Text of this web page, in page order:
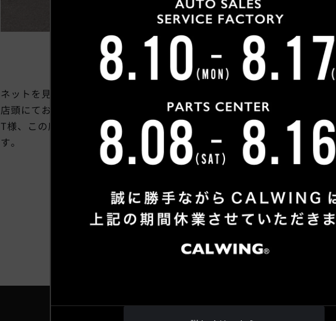
ネットを見てお問合せいただき、V8エンジン搭載のルビコン392をご用命
店頭にてお渡しさせて頂きました。
T様、この度は弊社をご用命いただき誠に有難うございました。今後と
す。
お客様紹介一覧にもどる